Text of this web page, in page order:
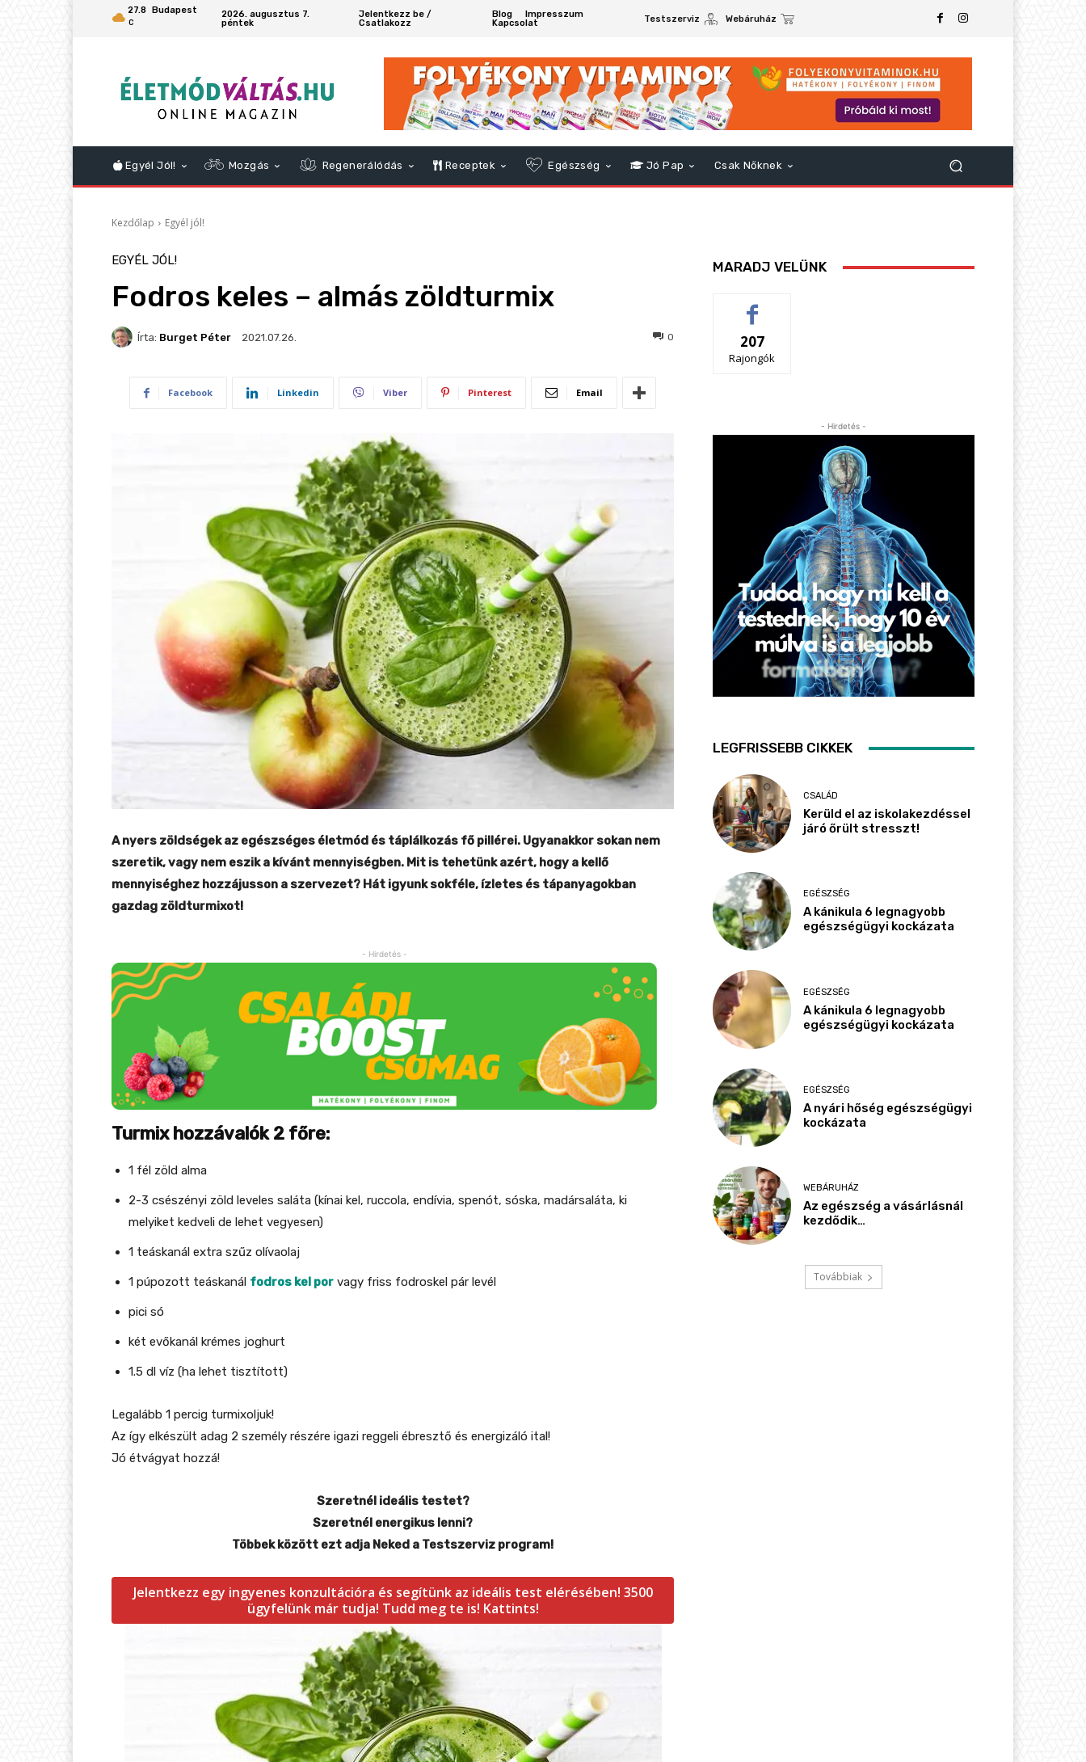
27.8
C
Budapest
2026. augusztus 7.
péntek
Jelentkezz be /
Csatlakozz
Blog
Impresszum
Kapcsolat
Testszerviz Webáruház
Egyél Jól! Mozgás Regenerálódás Receptek Egészség Jó Pap Csak Nőknek
Kezdőlap Egyél jól!
EGYÉL JÓL!
Fodros keles – almás zöldturmix
Írta: Burget Péter 2021.07.26. 0
Facebook Linkedin Viber Pinterest Email
A nyers zöldségek az egészséges életmód és táplálkozás fő pillérei. Ugyanakkor sokan nem
szeretik, vagy nem eszik a kívánt mennyiségben. Mit is tehetünk azért, hogy a kellő
mennyiséghez hozzájusson a szervezet? Hát igyunk sokféle, ízletes és tápanyagokban
gazdag zöldturmixot!
- Hirdetés -
Turmix hozzávalók 2 főre:
1 fél zöld alma
2-3 csészényi zöld leveles saláta (kínai kel, ruccola, endívia, spenót, sóska, madársaláta, ki
melyiket kedveli de lehet vegyesen)
1 teáskanál extra szűz olívaolaj
1 púpozott teáskanál fodros kel por vagy friss fodroskel pár levél
pici só
két evőkanál krémes joghurt
1.5 dl víz (ha lehet tisztított)
Legalább 1 percig turmixoljuk!
Az így elkészült adag 2 személy részére igazi reggeli ébresztő és energizáló ital!
Jó étvágyat hozzá!
Szeretnél ideális testet?
Szeretnél energikus lenni?
Többek között ezt adja Neked a Testszerviz program!
Jelentkezz egy ingyenes konzultációra és segítünk az ideális test elérésében! 3500
ügyfelünk már tudja! Tudd meg te is! Kattints!
MARADJ VELÜNK
207
Rajongók
- Hirdetés -
LEGFRISSEBB CIKKEK
CSALÁD
Kerüld el az iskolakezdéssel
járó őrült stresszt!
EGÉSZSÉG
A kánikula 6 legnagyobb
egészségügyi kockázata
EGÉSZSÉG
A kánikula 6 legnagyobb
egészségügyi kockázata
EGÉSZSÉG
A nyári hőség egészségügyi
kockázata
WEBÁRUHÁZ
Az egészség a vásárlásnál
kezdődik…
Továbbiak